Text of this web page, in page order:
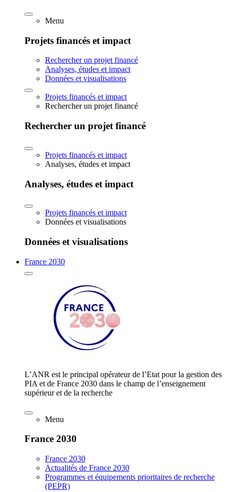
Menu
Projets financés et impact
Rechercher un projet financé
Analyses, études et impact
Données et visualisations
Projets financés et impact
Rechercher un projet financé
Rechercher un projet financé
Projets financés et impact
Analyses, études et impact
Analyses, études et impact
Projets financés et impact
Données et visualisations
Données et visualisations
France 2030
L’ANR est le principal opérateur de l’Etat pour la gestion des
PIA et de France 2030 dans le champ de l’enseignement
supérieur et de la recherche
Menu
France 2030
France 2030
Actualités de France 2030
Programmes et équipements prioritaires de recherche
(PEPR)